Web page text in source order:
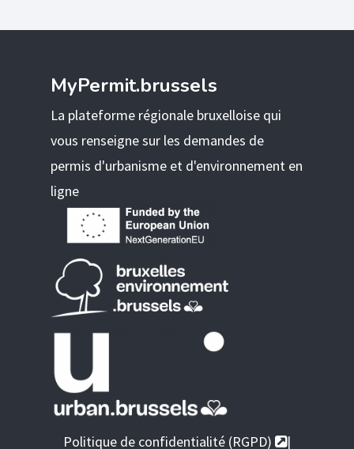
MyPermit.brussels
La plateforme régionale bruxelloise qui
vous renseigne sur les demandes de
permis d'urbanisme et d'environnement en
ligne
Politique de confidentialité (RGPD) |